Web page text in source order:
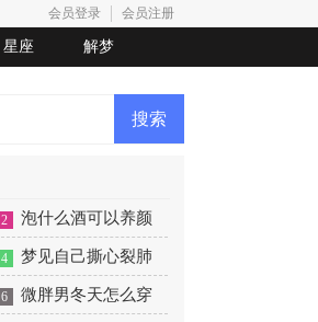
会员登录 会员注册
星座 解梦
2 泡什么酒可以养颜
美容
4 梦见自己撕心裂肺
的大哭
6 微胖男冬天怎么穿